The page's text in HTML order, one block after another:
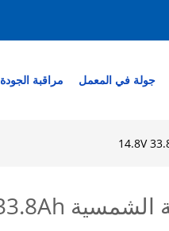
جولة في المعمل مراقبة الجودة